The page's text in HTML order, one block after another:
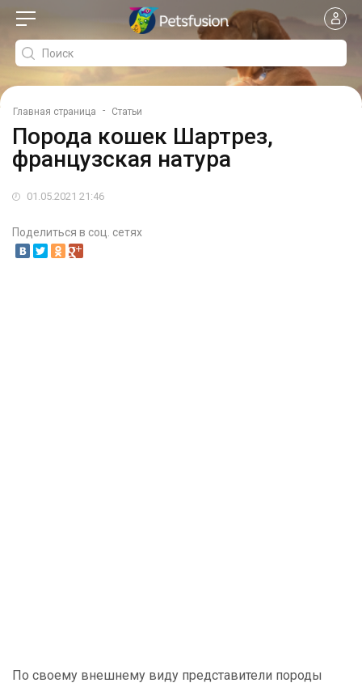
Главная страница - Статьи
Порода кошек Шартрез,
французская натура
01.05.2021 21:46
Поделиться в соц. сетях
По своему внешнему виду представители породы